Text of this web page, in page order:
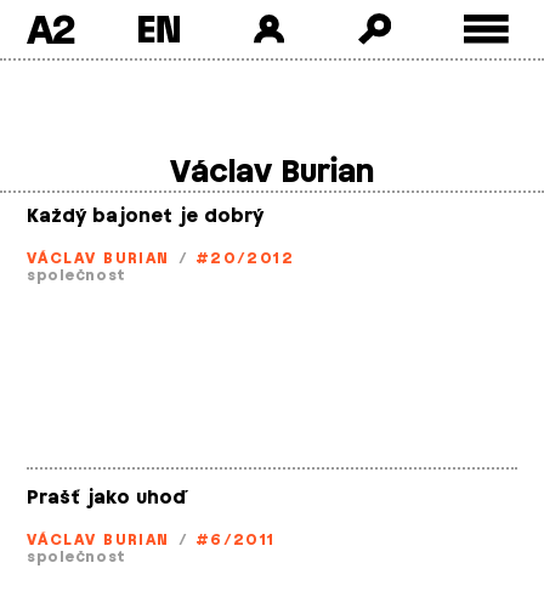
A2
Václav Burian
Každý bajonet je dobrý
VÁCLAV BURIAN / #20/2012
společnost
Prašť jako uhoď
VÁCLAV BURIAN / #6/2011
společnost